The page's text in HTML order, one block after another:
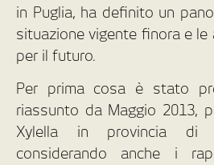
in Puglia, ha definito un
situazione vigente finora e le
per il futuro.
Per prima cosa è stato
riassunto da Maggio 2013,
Xylella in provincia di
considerando anche i